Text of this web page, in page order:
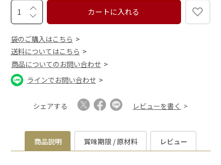
カートに入れる
袋のご購入はこちら
送料についてはこちら
商品についてのお問い合わせ
ラインでお問い合わせ
シェアする レビューを書く
商品説明 賞味期限 / 原材料 レビュー